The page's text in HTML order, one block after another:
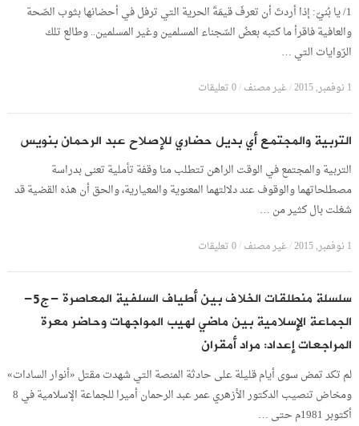
1/ يا بُنيّ: إذا أردتَ أن تعرفَ قيمَةَ الحرية التي ترفل في أحضانها بثوب الصّحة
والعافية فاقرأ ما كتبه بعضُ السّجناء المسلمين وغير المسلمين.. وطالع تلك
الرّوايات التي …
1 نوفمبر, 2015 /غير مصنف/0 تعليقات
التربية والمجتمع أي بديل حضاري للإصلاح عبد الرحمان بنويس
التربية والمجتمع في الوقت الراهن تتطلب منا وقفة تأملية تعنى بدراسة
مصطلحاتهما والوقوف عند دلالتهما المعنوية والمعيارية، والحق أن هذه القضية قد
شغلت بال كثير من …
1 نوفمبر, 2015 /غير مصنف/0 تعليقات
سلسلة منطلقات الخلاف بين أطياف السلفية المعاصرة -ج5-
الجماعة الإسلامية بين ماضي لهيب المواجهات وحاضر معرة
المراجعات إعداد: مراد أمقران
لم تكد تمض سوى أيام قليلة على حادثة المنصة التي شهدت مقتل «أنوار السادات»
ومخاض تنصيب الدكتور الأزهري عمر عبد الرحمان أميرا للجماعة الإسلامية في 8
أكتوبر 1981م حتى …